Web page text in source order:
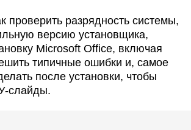
проверить разрядность системы,
версию установщика,
Microsoft Office, включая
типичные ошибки и, самое
после установки, чтобы
слайды.